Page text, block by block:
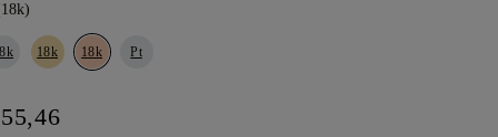
18k 18k Pt